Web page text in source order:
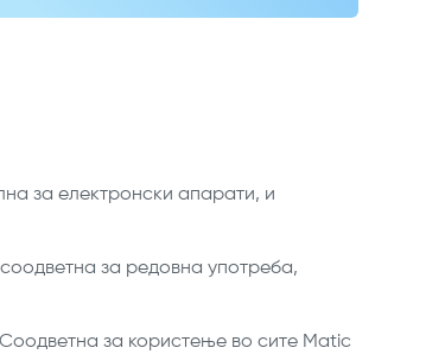
за електронски апарати, и
за редовна употреба,
за користење во сите Matic